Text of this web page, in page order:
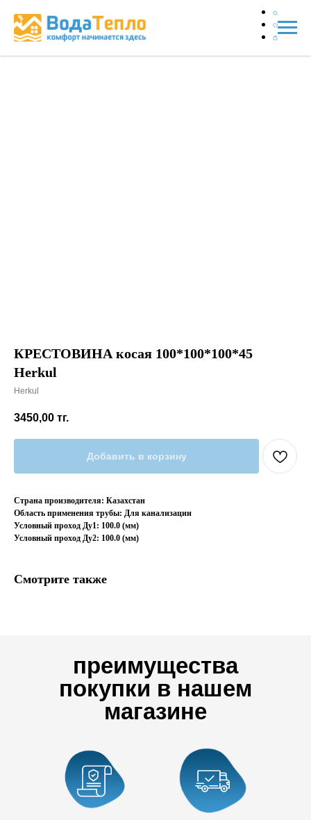
КРЕСТОВИНА косая 100*100*100*45
Herkul
Herkul
3450,00 тг.
Добавить в корзину
Страна производителя: Казахстан
Область применения трубы: Для канализации
Условный проход Ду1: 100.0 (мм)
Условный проход Ду2: 100.0 (мм)
Смотрите также
преимущества
покупки в нашем
магазине